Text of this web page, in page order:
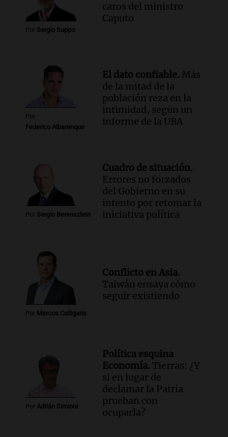
Una mañana para todos
Episodios
Audio.Chile planteó mejorar la
Panorama Federal
Episodios
Por Sergio Suppo
caros del ministro
Caputo
Por
Federico Albarenque
El dato confiable. Más
de la mitad de la
población reza en la
intimidad, según un
informe de la UBA
Por Sergio Berensztein
Cuadro de situación.
Errores no forzados
del Gobierno en su
intento por retomar la
iniciativa política
Por Marcos Calligaris
Conflicto en Asia.
Taiwán ensaya cómo
seguir existiendo
Por Adrián Simioni
Política esquina
Economía. Tierras: ¿Y
si en lugar de
declamar la Patria
prueban con
ocuparla?